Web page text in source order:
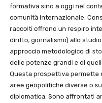
formativa sino a oggi nel
comunità internazionale.
raccolti offrono un respiro
diritto, giornalismo) allo
approccio metodologico di
delle potenze grandi e di
Questa prospettiva permette
aree geopolitiche diverse o
diplomatica. Sono affrontati